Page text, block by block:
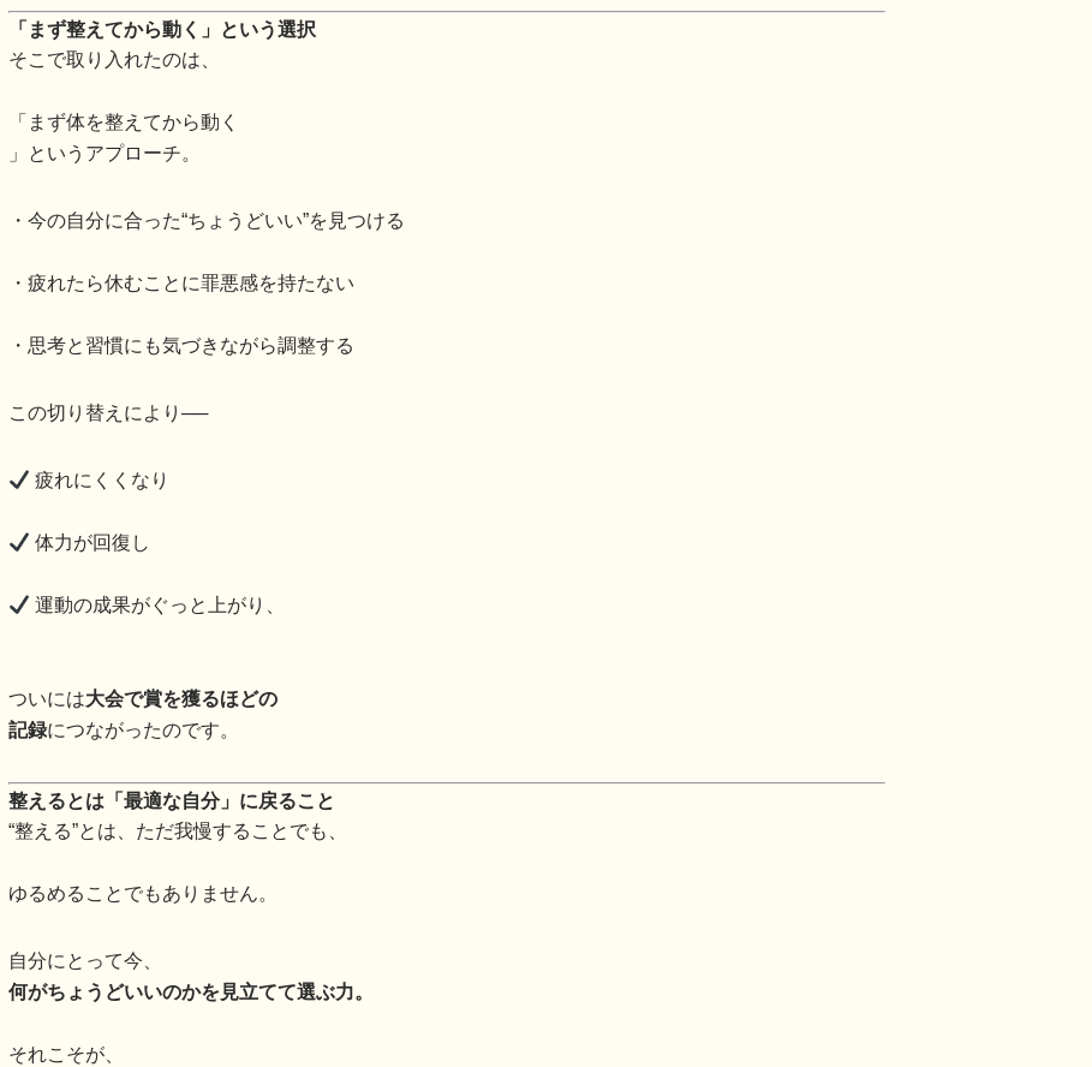
「まず整えてから動く」という選択
そこで取り入れたのは、
「まず体を整えてから動く
」というアプローチ。
・今の自分に合った“ちょうどいい”を見つける
・疲れたら休むことに罪悪感を持たない
・思考と習慣にも気づきながら調整する
この切り替えにより──
疲れにくくなり
体力が回復し
運動の成果がぐっと上がり、
ついには大会で賞を獲るほどの
記録につながったのです。
整えるとは「最適な自分」に戻ること
“整える”とは、ただ我慢することでも、
ゆるめることでもありません。
自分にとって今、
何がちょうどいいのかを見立てて選ぶ力。
それこそが、